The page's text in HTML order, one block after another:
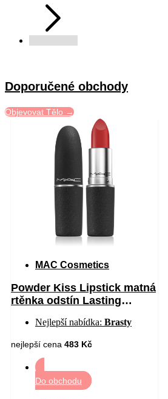
Doporučené obchody
Objevovat Tělo →
MAC Cosmetics
Powder Kiss Lipstick matná
rtěnka odstín Lasting
Nejlepší nabídka: Brasty
nejlepší cena 483 Kč
Do obchodu